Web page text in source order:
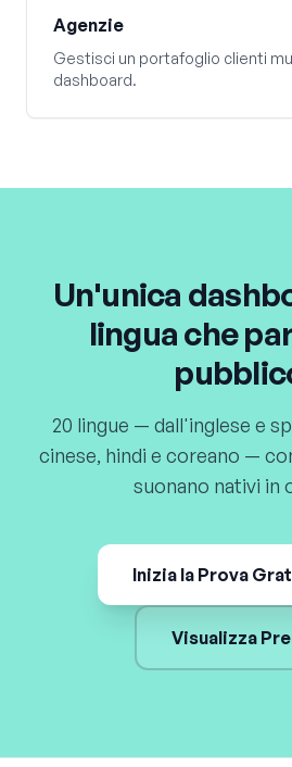
Agenzie
Gestisci un portafoglio clienti
dashboard.
Un'unica
lingua che
20 lingue — dall'inglese e
cinese, hindi e coreano —
suonano nativi in
Inizia la Prova
Visualizza